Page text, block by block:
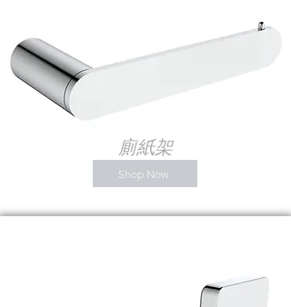
廁紙架
Shop Now